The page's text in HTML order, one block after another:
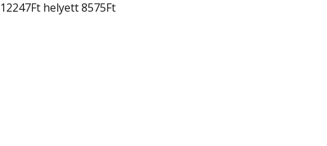
12247Ft helyett 8575Ft